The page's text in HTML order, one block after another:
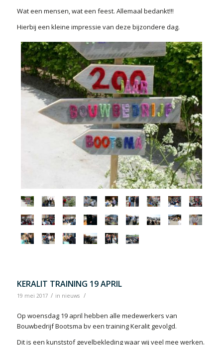
Wat een mensen, wat een feest. Allemaal bedankt!!!
Hierbij een kleine impressie van deze bijzondere dag.
KERALIT TRAINING 19 APRIL
19 mei 2017 / in nieuws /
Op woensdag 19 april hebben alle medewerkers van
Bouwbedrijf Bootsma bv een training Keralit gevolgd.
Dit is een kunststof gevelbekleding waar wij veel mee werken.